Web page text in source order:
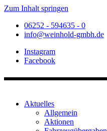
Zum Inhalt springen
06252 - 594635 - 0
info@weinhold-gmbh.de
Instagram
Facebook
Aktuelles
Allgemein
Aktionen